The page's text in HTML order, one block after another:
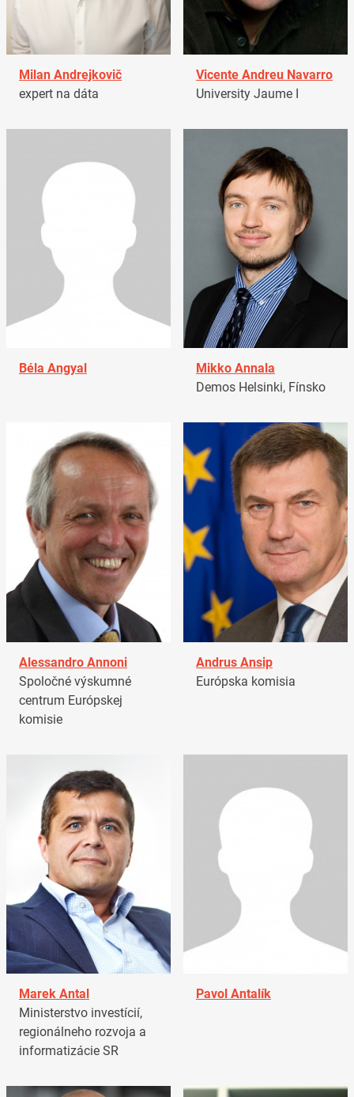
Milan Andrejkovič
expert na dáta
Vicente Andreu Navarro
University Jaume I
Béla Angyal
Mikko Annala
Demos Helsinki, Fínsko
Alessandro Annoni
Spoločné výskumné
centrum Európskej
komisie
Andrus Ansip
Európska komisia
Marek Antal
Ministerstvo investícií,
regionálneho rozvoja a
informatizácie SR
Pavol Antalík